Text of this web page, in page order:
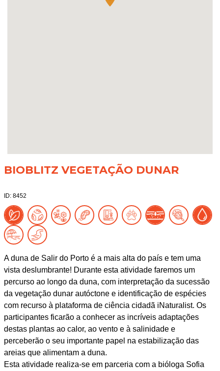
BIOBLITZ VEGETAÇÃO DUNAR
ID: 8452
A duna de Salir do Porto é a mais alta do país e tem uma
vista deslumbrante! Durante esta atividade faremos um
percurso ao longo da duna, com interpretação da sucessão
da vegetação dunar autóctone e identificação de espécies
com recurso à plataforma de ciência cidadã iNaturalist. Os
participantes ficarão a conhecer as incríveis adaptações
destas plantas ao calor, ao vento e à salinidade e
perceberão o seu importante papel na estabilização das
areias que alimentam a duna.
Esta atividade realiza-se em parceria com a bióloga Sofia